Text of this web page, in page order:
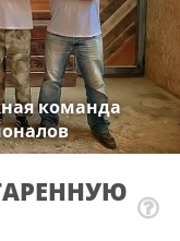
команда